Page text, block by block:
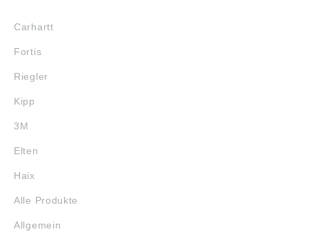
Carhartt
Fortis
Riegler
Kipp
3M
Elten
Haix
Alle Produkte
Allgemein